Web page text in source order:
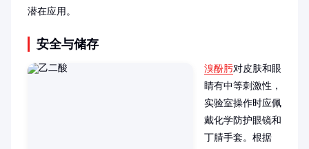
潜在应用。
安全与储存
溴酚肟对皮肤和眼
睛有中等刺激性，
实验室操作时应佩
戴化学防护眼镜和
丁腈手套。根据